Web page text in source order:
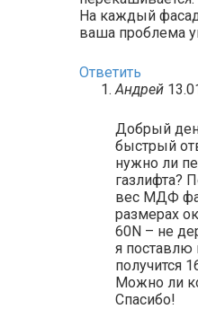
На каждый фасад
ваша проблема
Ответить
Андрей
Добрый
быстрый
нужно ли
газлифта?
вес МДФ
размерах
60N – не
я поставлю
получится
Можно ли
Спасибо!